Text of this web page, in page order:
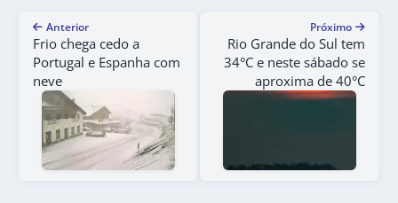
Anterior
Frio chega cedo a
Portugal e Espanha com
neve
Próximo
Rio Grande do Sul tem
34°C e neste sábado se
aproxima de 40°C